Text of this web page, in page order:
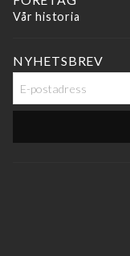
Vår historia
NYHETSBREV